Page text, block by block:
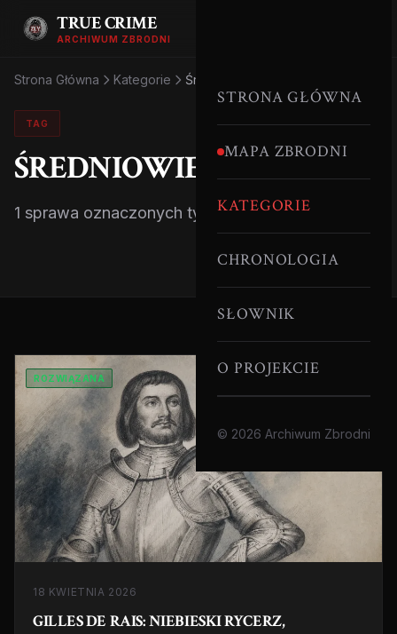
TRUE CRIME
ARCHIWUM ZBRODNI
STRONA GŁÓWNA
MAPA ZBRODNI
KATEGORIE
CHRONOLOGIA
SŁOWNIK
O PROJEKCIE
© 2026 Archiwum Zbrodni
Strona Główna Kategorie Średniowiecze
TAG
ŚREDNIOWIECZE
1 sprawa oznaczonych tym tagiem.
ROZWIĄZANA SERYJNI MORDERCY
18 KWIETNIA 2026
GILLES DE RAIS: NIEBIESKI RYCERZ,